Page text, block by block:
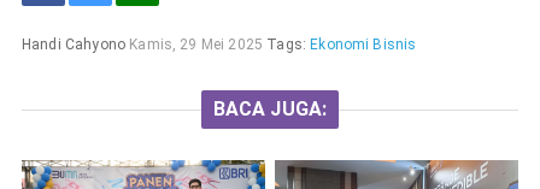
Handi Cahyono Kamis, 29 Mei 2025 Tags: Ekonomi Bisnis
BACA JUGA: